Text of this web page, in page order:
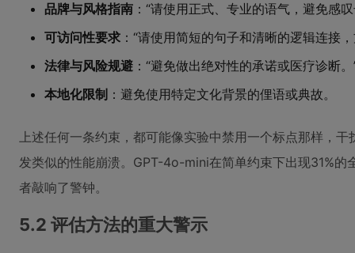
品牌与风格指南 ：“请使用正式、专业的语气，避免感
可访问性要求 ：“请使用简短的句子和清晰的逻辑连接
法律与风险规避 ：“避免做出绝对性的承诺或医疗诊断。
本地化限制 ：避免使用特定文化背景的俚语或典故。
上述任何一条约束，都可能像实验中禁用一个标点那样，干
发类似的性能崩溃。GPT-4o-mini在简单约束下出现31%的
者敲响了警钟。
5.2 评估方法的重大警示